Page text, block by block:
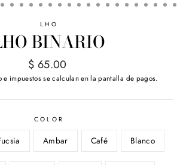
LHO
BINARIO
Precio
habitual
$ 65.00
e impuestos se calculan en la pantalla de pagos.
COLOR
Ambar Café Blanco